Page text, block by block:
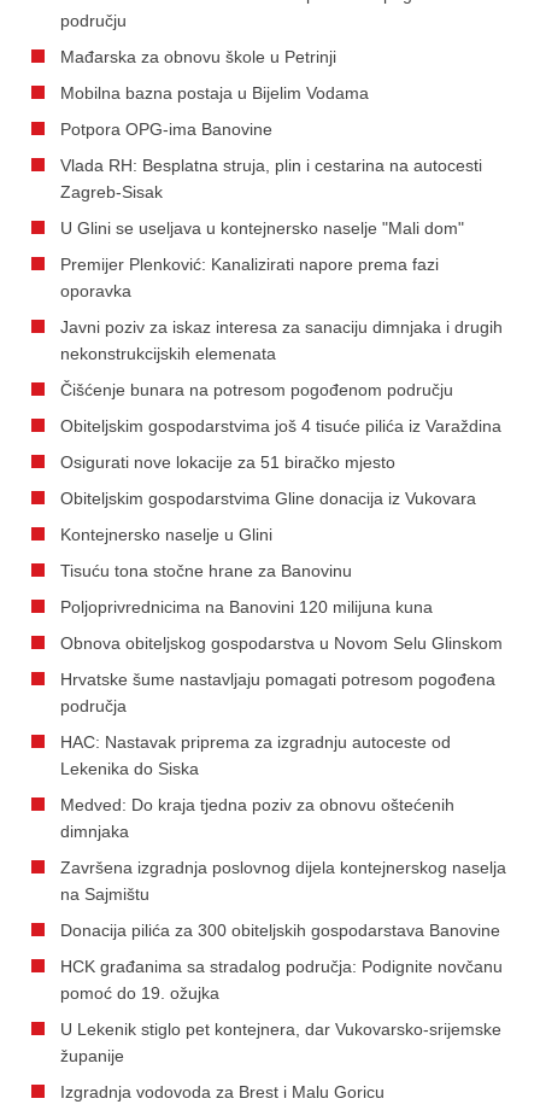
području
Mađarska za obnovu škole u Petrinji
Mobilna bazna postaja u Bijelim Vodama
Potpora OPG-ima Banovine
Vlada RH: Besplatna struja, plin i cestarina na autocesti
Zagreb-Sisak
U Glini se useljava u kontejnersko naselje "Mali dom"
Premijer Plenković: Kanalizirati napore prema fazi
oporavka
Javni poziv za iskaz interesa za sanaciju dimnjaka i drugih
nekonstrukcijskih elemenata
Čišćenje bunara na potresom pogođenom području
Obiteljskim gospodarstvima još 4 tisuće pilića iz Varaždina
Osigurati nove lokacije za 51 biračko mjesto
Obiteljskim gospodarstvima Gline donacija iz Vukovara
Kontejnersko naselje u Glini
Tisuću tona stočne hrane za Banovinu
Poljoprivrednicima na Banovini 120 milijuna kuna
Obnova obiteljskog gospodarstva u Novom Selu Glinskom
Hrvatske šume nastavljaju pomagati potresom pogođena
područja
HAC: Nastavak priprema za izgradnju autoceste od
Lekenika do Siska
Medved: Do kraja tjedna poziv za obnovu oštećenih
dimnjaka
Završena izgradnja poslovnog dijela kontejnerskog naselja
na Sajmištu
Donacija pilića za 300 obiteljskih gospodarstava Banovine
HCK građanima sa stradalog područja: Podignite novčanu
pomoć do 19. ožujka
U Lekenik stiglo pet kontejnera, dar Vukovarsko-srijemske
županije
Izgradnja vodovoda za Brest i Malu Goricu